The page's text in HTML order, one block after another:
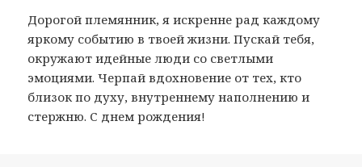
Дорогой племянник, я искренне рад каждому
яркому событию в твоей жизни. Пускай тебя,
окружают идейные люди со светлыми
эмоциями. Черпай вдохновение от тех, кто
близок по духу, внутреннему наполнению и
стержню. С днем рождения!